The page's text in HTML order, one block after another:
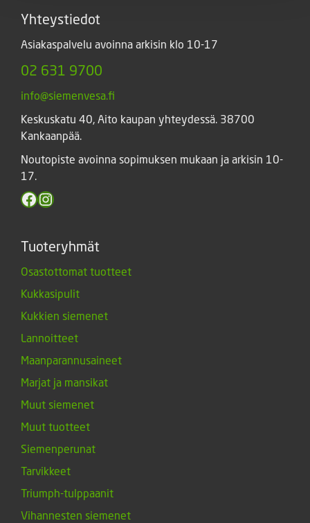
Yhteystiedot
Asiakaspalvelu avoinna arkisin klo 10-17
02 631 9700
info@siemenvesa.fi
Keskuskatu 40, Aito kaupan yhteydessä. 38700
Kankaanpää.
Noutopiste avoinna sopimuksen mukaan ja arkisin 10-
17.
Facebook
Instagram
Tuoteryhmät
Osastottomat tuotteet
Kukkasipulit
Kukkien siemenet
Lannoitteet
Maanparannusaineet
Marjat ja mansikat
Muut siemenet
Muut tuotteet
Siemenperunat
Tarvikkeet
Triumph-tulppaanit
Vihannesten siemenet